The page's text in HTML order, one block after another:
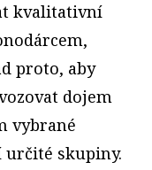
kvalitativní
proto, aby
dojem
vybrané
určité skupiny.